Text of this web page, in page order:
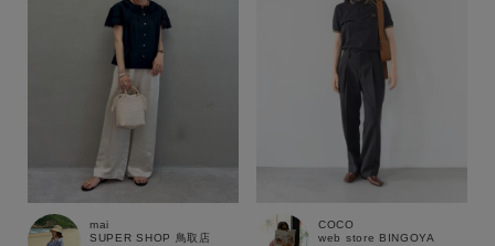
mai
SUPER SHOP 鳥取店
COCO
web store BINGOYA